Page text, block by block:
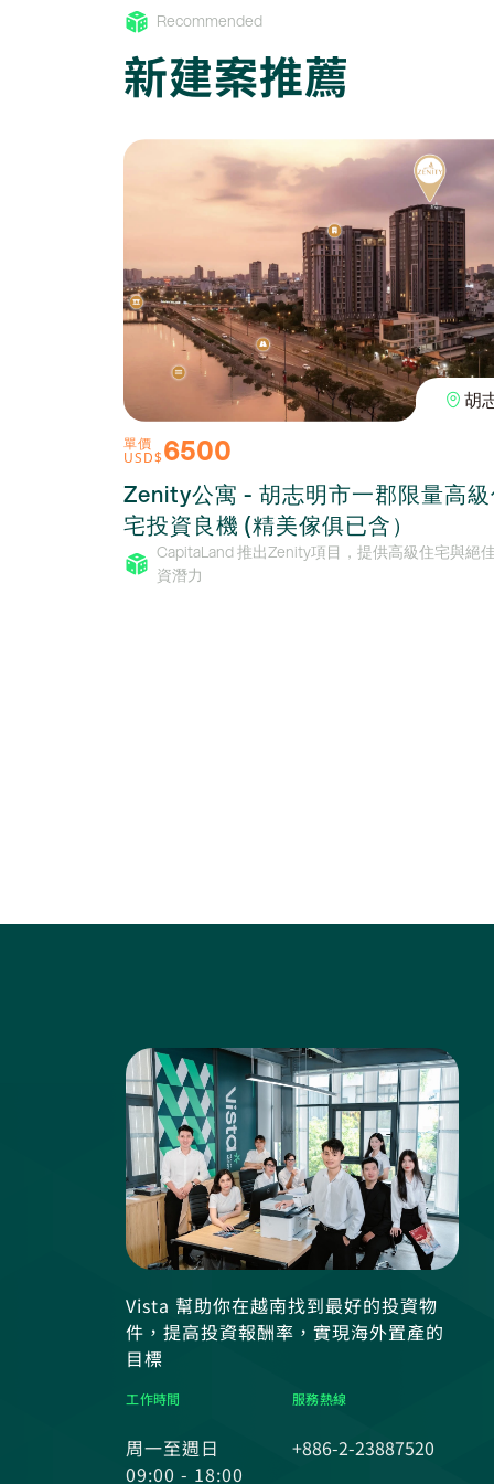
Recommended
新建案推薦
胡
單價
USD$6500
Zenity公寓 - 胡志明市一郡限量高
宅投資良機 (精美傢俱已含）
CapitaLand 推出Zenity項目，提供高級住宅與絕
資潛力
Vista 幫助你在越南找到最好的投資物
件，提高投資報酬率，實現海外置產的
目標
工作時間
周一至週日
09:00 - 18:00
服務熱線
+886-2-23887520